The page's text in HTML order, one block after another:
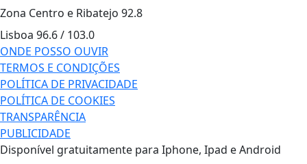
Zona Centro e Ribatejo 92.8
Lisboa 96.6 / 103.0
ONDE POSSO OUVIR
TERMOS E CONDIÇÕES
POLÍTICA DE PRIVACIDADE
POLÍTICA DE COOKIES
TRANSPARÊNCIA
PUBLICIDADE
Disponível gratuitamente para Iphone, Ipad e Android